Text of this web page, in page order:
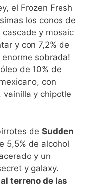
el Frozen Fresh
los conos de
cascade y mosaic
y con 7,2% de
sobrada!
de 10% de
con
vainilla y chipotle
de Sudden
5,5% de alcohol
y un
y galaxy.
terreno de las